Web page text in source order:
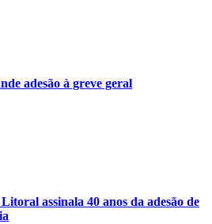
adesão à greve geral
assinala 40 anos da adesão de